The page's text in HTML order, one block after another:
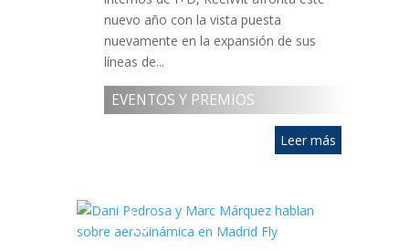
nuevo año con la vista puesta
nuevamente en la expansión de sus
líneas de...
EVENTOS Y PREMIOS
Leer más
8
FEB
2018